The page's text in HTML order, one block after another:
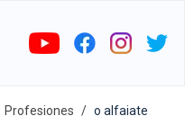
Profesiones o alfaiate